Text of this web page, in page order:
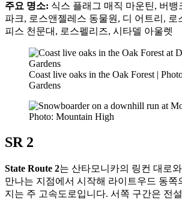
주요 명소: 식스 플래그 매직 마운틴, 버뱅
파크, 로스앤젤레스 동물원, 디 어트리, 로
피스 천문대, 로스펠리즈, 시타델 아울렛
Coast live oaks in the Oak Forest |
Gardens
Photo: Mountain High
SR 2
State Route 2는 산타모니카의 링컨 대로
만나는 지점에서 시작해 라이트우드 동쪽
지는 주 고속도로입니다. 서쪽 구간은 전